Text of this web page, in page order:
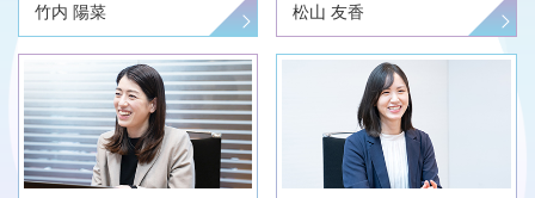
竹内 陽菜 松山 友香